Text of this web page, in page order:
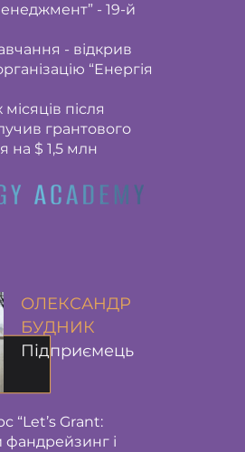
- 19-й
- відкрив
“Енергія
після
грантового
на $ 1,5 млн
ОЛЕКСАНДР
БУДНИК
Підприємець
“Let’s Grant:
фандрейзинг і